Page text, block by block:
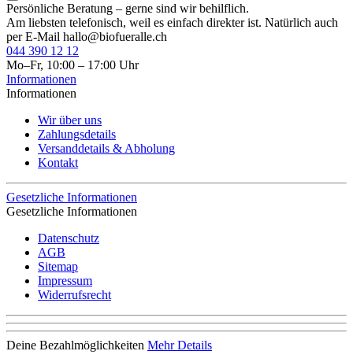
Persönliche Beratung – gerne sind wir behilflich.
Am liebsten telefonisch, weil es einfach direkter ist. Natürlich auch
per E-Mail hallo@biofueralle.ch
044 390 12 12
Mo–Fr, 10:00 – 17:00 Uhr
Informationen
Informationen
Wir über uns
Zahlungsdetails
Versanddetails & Abholung
Kontakt
Gesetzliche Informationen
Gesetzliche Informationen
Datenschutz
AGB
Sitemap
Impressum
Widerrufsrecht
Deine Bezahlmöglichkeiten Mehr Details